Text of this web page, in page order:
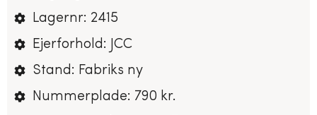
Lagernr: 2415
Ejerforhold: JCC
Stand: Fabriks ny
Nummerplade: 790 kr.